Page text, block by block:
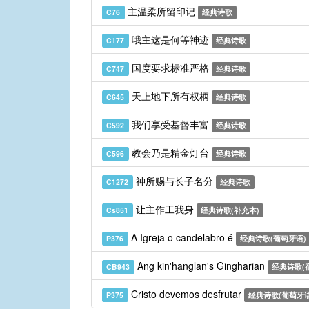
C76 主温柔所留印记 经典诗歌
C177 哦主这是何等神迹 经典诗歌
C747 国度要求标准严格 经典诗歌
C645 天上地下所有权柄 经典诗歌
C592 我们享受基督丰富 经典诗歌
C596 教会乃是精金灯台 经典诗歌
C1272 神所赐与长子名分 经典诗歌
Cs851 让主作工我身 经典诗歌(补充本)
P376 A Igreja o candelabro é 经典诗歌(葡萄牙语)
CB943 Ang kin'hanglan's Gingharian 经典诗歌(
P375 Cristo devemos desfrutar 经典诗歌(葡萄牙